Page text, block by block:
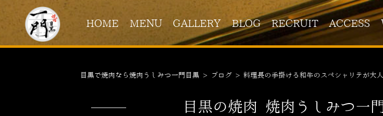
HOME MENU GALLERY BLOG RECRUIT ACCESS
目黒で焼肉なら焼肉うしみつ一門目黒 > ブログ > 料理長の手掛ける和牛のスペシャリテが大
目黒の焼肉 焼肉うしみつ一